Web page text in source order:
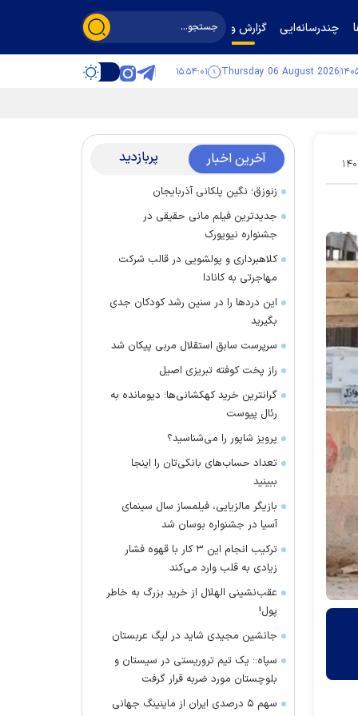
چندرسانه‌ایی گزارش و گفت‌وگو
Thursday 06 August 2026 ۱۵:۵۴:۰۲
۰۶ آخرین اخبار پربازدید
زنوزق؛ نگین پلکانی آذربایجان
جدیدترین فیلم مانی حقیقی در
جشنواره نیویورک
کلاهبرداری و پولشویی در قالب شرکت
مهاجرتی به کانادا
این درد‌ها را در سنین رشد کودکان جدی
بگیرید
سرپرست سابق استقلال مربی پیکان شد
راز پخت کوفته تبریزی اصیل
گرانترین خرید کهکشانی‌ها؛ دیومانده به
رئال پیوست
پرویز شاپور را می‌شناسید؟
تعداد حساب‌های بانکی‌تان را اینجا
ببینید
بازیگر مالزیایی، فیلمساز سال سینمای
آسیا در جشنواره بوسان شد
ترکیب انجام این ۳ کار با قهوه فشار
زیادی به قلب وارد می‌کند
عقب‌نشینی الهلال از خرید بزرگ به خاطر
پول!
جانشین مجیدی شاید در لیگ عربستان
سپاه:: یک تیم تروریستی در سیستان و
بلوچستان مورد ضربه قرار گرفت
سهم ۵ درصدی ایران از ماینینگ جهانی